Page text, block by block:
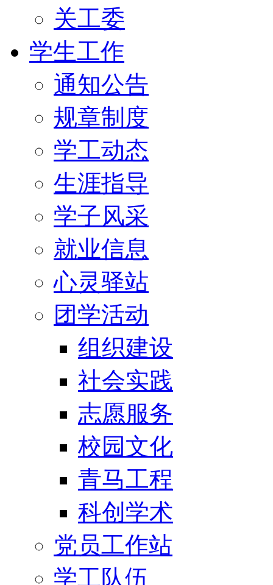
关工委
学生工作
通知公告
规章制度
学工动态
生涯指导
学子风采
就业信息
心灵驿站
团学活动
组织建设
社会实践
志愿服务
校园文化
青马工程
科创学术
党员工作站
学工队伍